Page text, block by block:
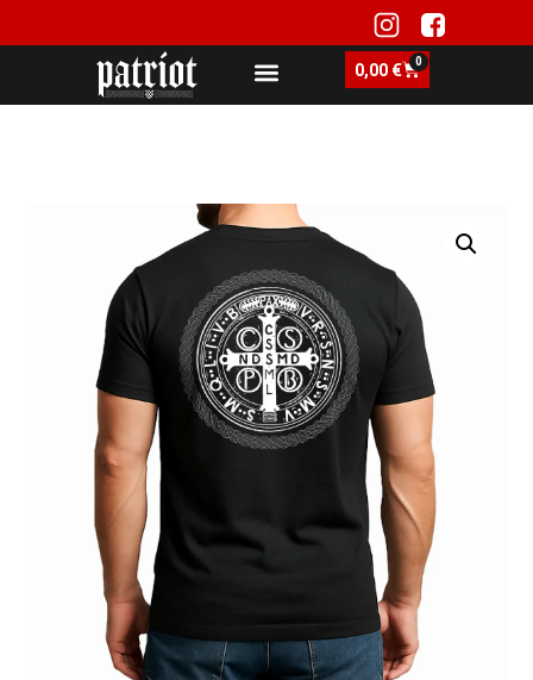
0,00 € 0